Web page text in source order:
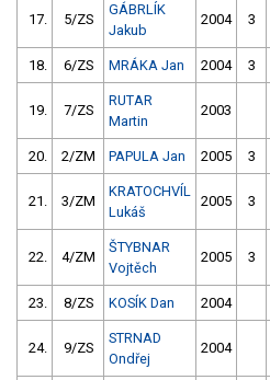
17. 5/ZS
GÁBRLÍK
Jakub
2004 3
18. 6/ZS MRÁKA Jan 2004 3
19. 7/ZS
RUTAR
Martin
2003
20. 2/ZM PAPULA Jan 2005 3
21. 3/ZM
KRATOCHVÍL
Lukáš
2005 3
22. 4/ZM
ŠTYBNAR
Vojtěch
2005 3
23. 8/ZS KOSÍK Dan 2004
24. 9/ZS
STRNAD
Ondřej
2004